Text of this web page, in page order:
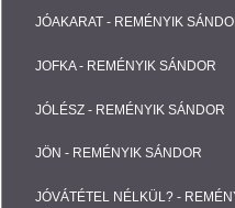
JÓAKARAT - REMÉNYIK
JOFKA - REMÉNYIK SÁNDOR
JÓLÉSZ - REMÉNYIK SÁNDOR
JÖN - REMÉNYIK SÁNDOR
JÓVÁTÉTEL NÉLKÜL? -
Webáruházak, Weblapok